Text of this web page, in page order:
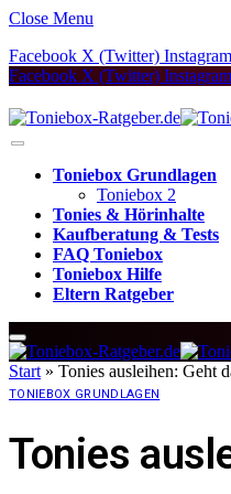
Close Menu
Facebook X (Twitter) Instagram
Facebook X (Twitter) Instagram
Toniebox Grundlagen
Toniebox 2
Tonies & Hörinhalte
Kaufberatung & Tests
FAQ Toniebox
Toniebox Hilfe
Eltern Ratgeber
Start » Tonies ausleihen: Geht
TONIEBOX GRUNDLAGEN
Tonies